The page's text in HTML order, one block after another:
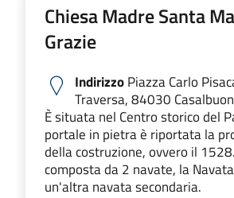
Chiesa Madre Santa
Grazie
IndirizzoPiazza Carlo
Traversa, 84030
È situata nel Centro storico del
portale in pietra è riportata la
della costruzione, ovvero il
composta da 2 navate, la
un'altra navata secondaria.